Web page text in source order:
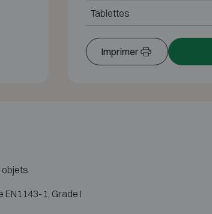
Tablettes
Imprimer
objets
EN1143-1, Grade I